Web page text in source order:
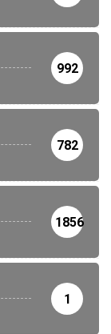
992
782
1856
1